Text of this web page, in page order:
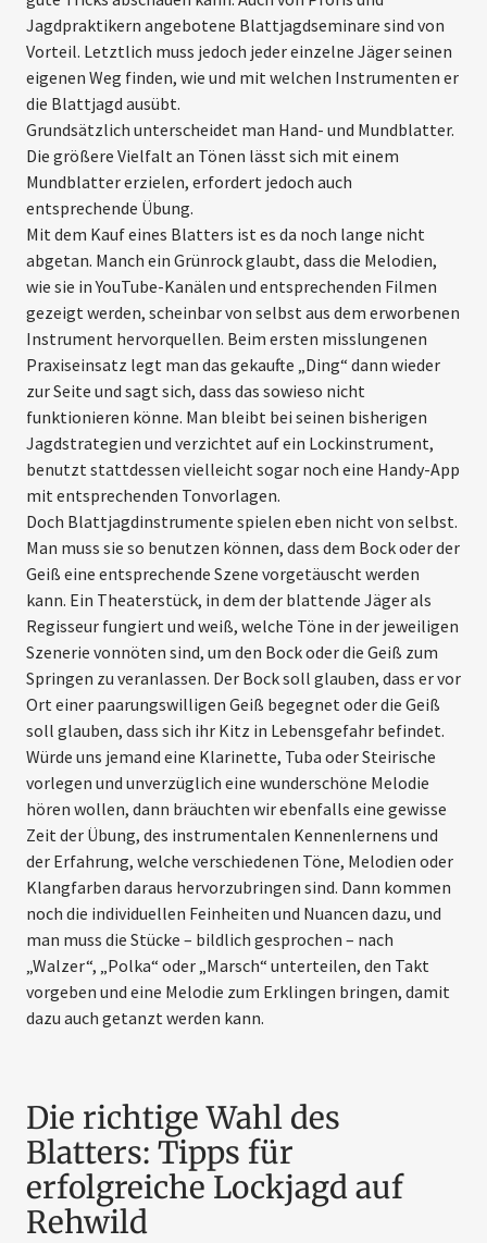
Jagdpraktikern angebotene Blattjagdseminare sind von
Vorteil. Letztlich muss jedoch jeder einzelne Jäger seinen
eigenen Weg finden, wie und mit welchen Instrumenten er
die Blattjagd ausübt.
Grundsätzlich unterscheidet man Hand- und Mundblatter.
Die größere Vielfalt an Tönen lässt sich mit einem
Mundblatter erzielen, erfordert jedoch auch
entsprechende Übung.
Mit dem Kauf eines Blatters ist es da noch lange nicht
abgetan. Manch ein Grünrock glaubt, dass die Melodien,
wie sie in YouTube-Kanälen und entsprechenden Filmen
gezeigt werden, scheinbar von selbst aus dem erworbenen
Instrument hervorquellen. Beim ersten misslungenen
Praxiseinsatz legt man das gekaufte „Ding“ dann wieder
zur Seite und sagt sich, dass das sowieso nicht
funktionieren könne. Man bleibt bei seinen bisherigen
Jagdstrategien und verzichtet auf ein Lockinstrument,
benutzt stattdessen vielleicht sogar noch eine Handy-App
mit entsprechenden Tonvorlagen.
Doch Blattjagdinstrumente spielen eben nicht von selbst.
Man muss sie so benutzen können, dass dem Bock oder der
Geiß eine entsprechende Szene vorgetäuscht werden
kann. Ein Theaterstück, in dem der blattende Jäger als
Regisseur fungiert und weiß, welche Töne in der jeweiligen
Szenerie von­nöten sind, um den Bock oder die Geiß zum
Springen zu veranlassen. Der Bock soll glauben, dass er vor
Ort einer paarungs­willigen Geiß begegnet oder die Geiß
soll glauben, dass sich ihr Kitz in ­Lebensgefahr befindet.
Würde uns jemand eine Klarinette, Tuba oder Steirische
vorlegen und unverzüglich eine wunderschöne Melodie
hören wollen, dann bräuchten wir ebenfalls eine gewisse
Zeit der Übung, des instrumentalen Kennenlernens und
der Erfahrung, welche verschiedenen Töne, Melodien oder
Klangfarben daraus hervorzubringen sind. Dann kommen
noch die individuellen Feinheiten und Nuancen dazu, und
man muss die Stücke – bildlich gesprochen – nach
„Walzer“, „Polka“ oder „Marsch“ unterteilen, den Takt
vorgeben und eine Melodie zum Erklingen bringen, damit
dazu auch getanzt werden kann.
Die richtige Wahl des
Blatters: Tipps für
erfolgreiche Lockjagd auf
Rehwild